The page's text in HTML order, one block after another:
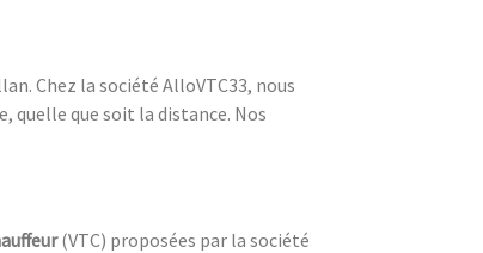
Chez la société AlloVTC33, nous
quelle que soit la distance. Nos
(VTC) proposées par la société